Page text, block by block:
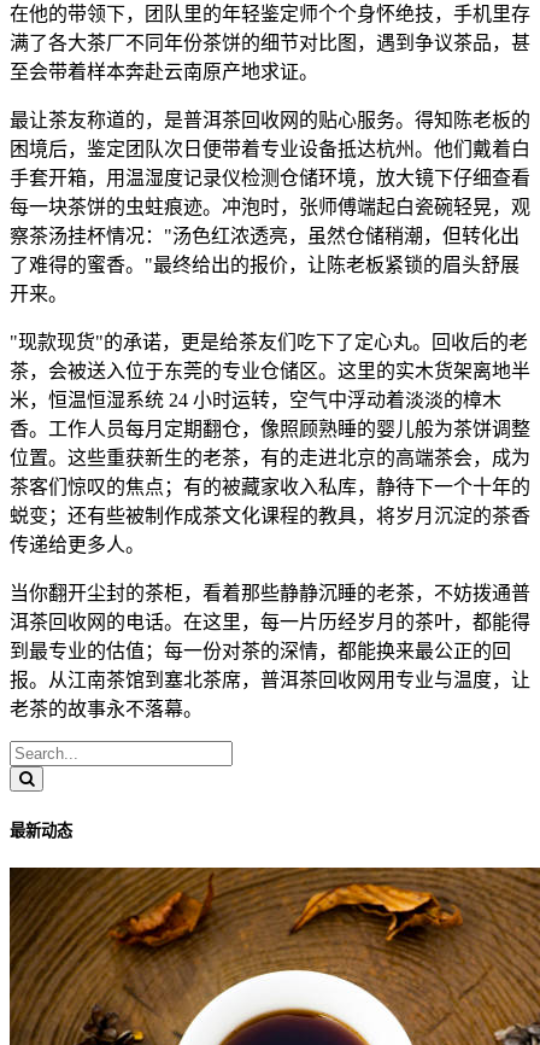
在他的带领下，团队里的年轻鉴定师个个身怀绝技，手机里存
满了各大茶厂不同年份茶饼的细节对比图，遇到争议茶品，甚
至会带着样本奔赴云南原产地求证。
最让茶友称道的，是普洱茶回收网的贴心服务。得知陈老板的
困境后，鉴定团队次日便带着专业设备抵达杭州。他们戴着白
手套开箱，用温湿度记录仪检测仓储环境，放大镜下仔细查看
每一块茶饼的虫蛀痕迹。冲泡时，张师傅端起白瓷碗轻晃，观
察茶汤挂杯情况："汤色红浓透亮，虽然仓储稍潮，但转化出
了难得的蜜香。"最终给出的报价，让陈老板紧锁的眉头舒展
开来。
"现款现货"的承诺，更是给茶友们吃下了定心丸。回收后的老
茶，会被送入位于东莞的专业仓储区。这里的实木货架离地半
米，恒温恒湿系统 24 小时运转，空气中浮动着淡淡的樟木
香。工作人员每月定期翻仓，像照顾熟睡的婴儿般为茶饼调整
位置。这些重获新生的老茶，有的走进北京的高端茶会，成为
茶客们惊叹的焦点；有的被藏家收入私库，静待下一个十年的
蜕变；还有些被制作成茶文化课程的教具，将岁月沉淀的茶香
传递给更多人。
当你翻开尘封的茶柜，看着那些静静沉睡的老茶，不妨拨通普
洱茶回收网的电话。在这里，每一片历经岁月的茶叶，都能得
到最专业的估值；每一份对茶的深情，都能换来最公正的回
报。从江南茶馆到塞北茶席，普洱茶回收网用专业与温度，让
老茶的故事永不落幕。
最新动态